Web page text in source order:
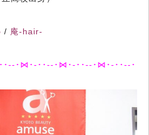
/ 庵-hair-
--･⋈･-･･--･⋈･-･･--･⋈･-･･--･